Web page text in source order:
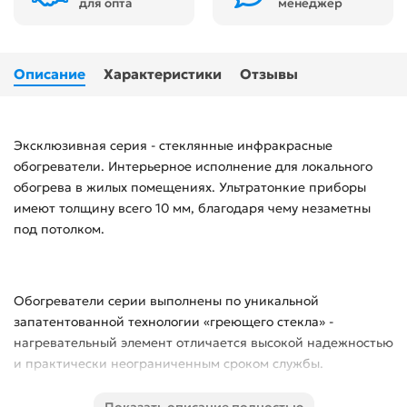
для опта менеджер
Описание Характеристики Отзывы
Эксклюзивная серия - стеклянные инфракрасные
обогреватели. Интерьерное исполнение для локального
обогрева в жилых помещениях. Ультратонкие приборы
имеют толщину всего 10 мм, благодаря чему незаметны
под потолком.
Обогреватели серии выполнены по уникальной
запатентованной технологии «греющего стекла» -
нагревательный элемент отличается высокой надежностью
и практически неограниченным сроком службы.